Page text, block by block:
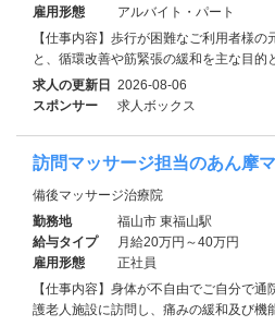
雇用形態
アルバイト・パート
【仕事内容】歩行が困難なご利用者様
と、循環改善や筋緊張の緩和を主な目的
求人の更新日 2026-08-06
スポンサー
求人ボックス
訪問マッサージ担当のあん摩
備後マッサージ治療院
勤務地
福山市 東福山駅
給与タイプ
月給20万円～40万円
雇用形態
正社員
【仕事内容】身体が不自由でご自分で
護老人施設に訪問し、痛みの緩和及び機